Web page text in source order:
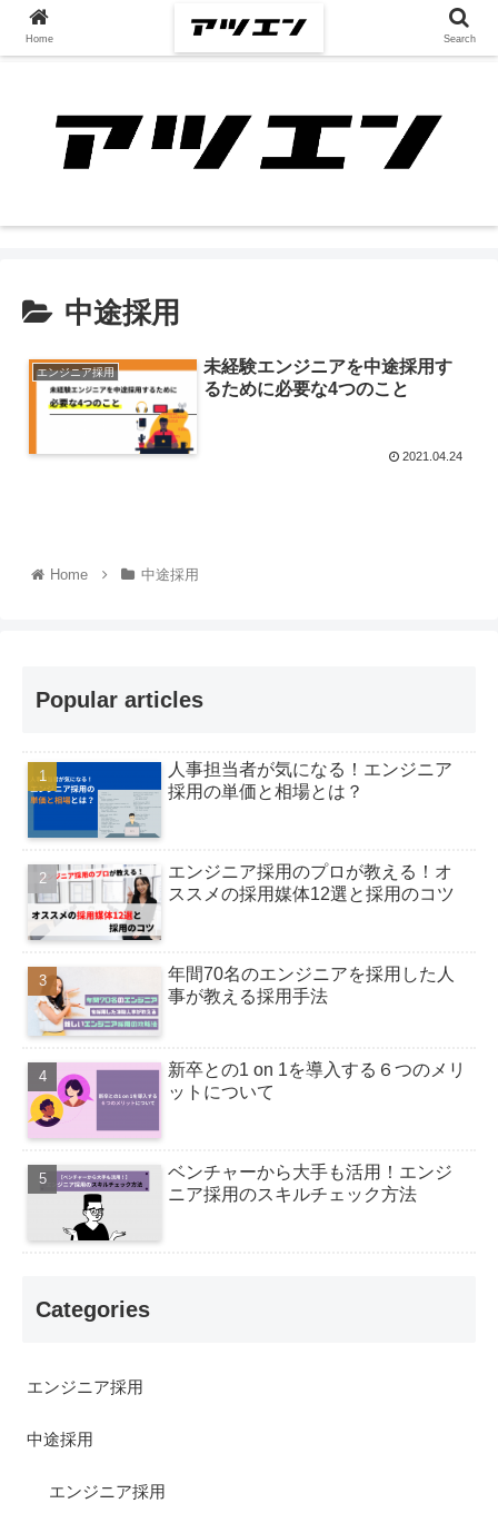
中途採用
エンジニア採用
未経験エンジニアを中途採用す
るために必要な4つのこと
2021.04.24
Home 中途採用
Popular articles
人事担当者が気になる！エンジニア
採用の単価と相場とは？
エンジニア採用のプロが教える！オ
ススメの採用媒体12選と採用のコツ
年間70名のエンジニアを採用した人
事が教える採用手法
新卒との1 on 1を導入する６つのメリ
ットについて
ベンチャーから大手も活用！エンジ
ニア採用のスキルチェック方法
Categories
エンジニア採用
中途採用
エンジニア採用
Home Search